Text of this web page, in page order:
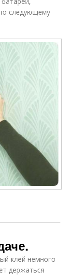
следующему
клей немного
держаться